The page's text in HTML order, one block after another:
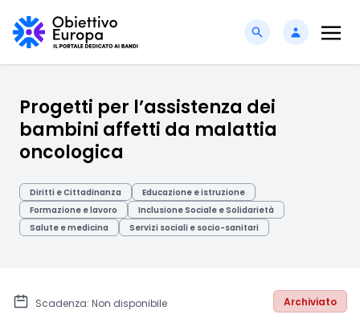
Progetti per l’assistenza dei
bambini affetti da malattia
oncologica
Diritti e Cittadinanza
Educazione e istruzione
Formazione e lavoro
Inclusione Sociale e Solidarietà
Salute e medicina
Servizi sociali e socio-sanitari
Scadenza: Non disponibile Archiviato